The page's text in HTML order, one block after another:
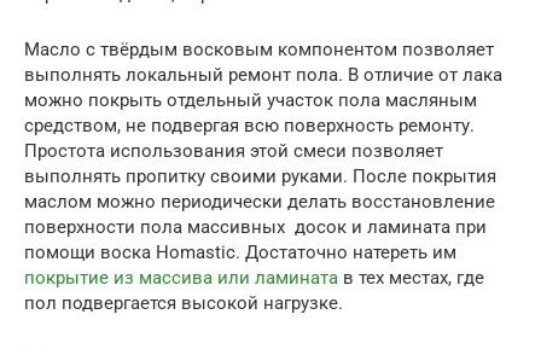
Масло с твёрдым восковым компонентом позволяет
выполнять локальный ремонт пола. В отличие от лака
можно покрыть отдельный участок пола масляным
средством, не подвергая всю поверхность ремонту.
Простота использования этой смеси позволяет
выполнять пропитку своими руками. После покрытия
маслом можно периодически делать восстановление
поверхности пола массивных досок и ламината при
помощи воска Homastic. Достаточно натереть им
покрытие из массива или ламината в тех местах, где
пол подвергается высокой нагрузке.